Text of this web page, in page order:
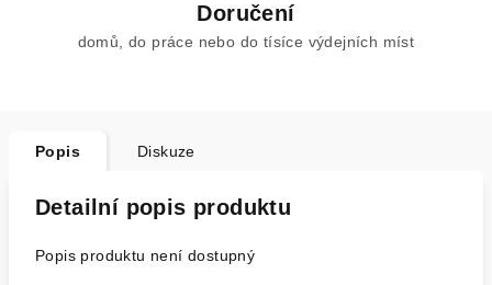
Doručení
domů, do práce nebo do tísíce výdejních míst
Popis Diskuze
Detailní popis produktu
Popis produktu není dostupný